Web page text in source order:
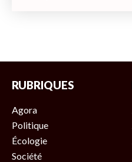
RUBRIQUES
Agora
Politique
Écologie
Société